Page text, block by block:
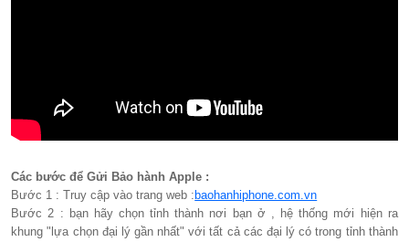
Các bước để Gửi Bảo hành Apple :
Bước 1 : Truy cập vào trang web : baohanhiphone.com.vn
Bước 2 : bạn hãy chọn tỉnh thành nơi bạn ở , hệ thống mới hiện ra
khung "lựa chọn đại lý gần nhất" với tất cả các đại lý có trong tỉnh thành